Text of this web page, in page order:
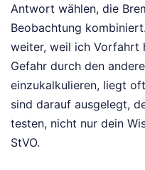
Antwort wählen, die
Beobachtung
weiter, weil ich Vorfahrt
Gefahr durch den
einzukalkulieren, liegt
sind darauf ausgelegt,
testen, nicht nur dein
StVO.